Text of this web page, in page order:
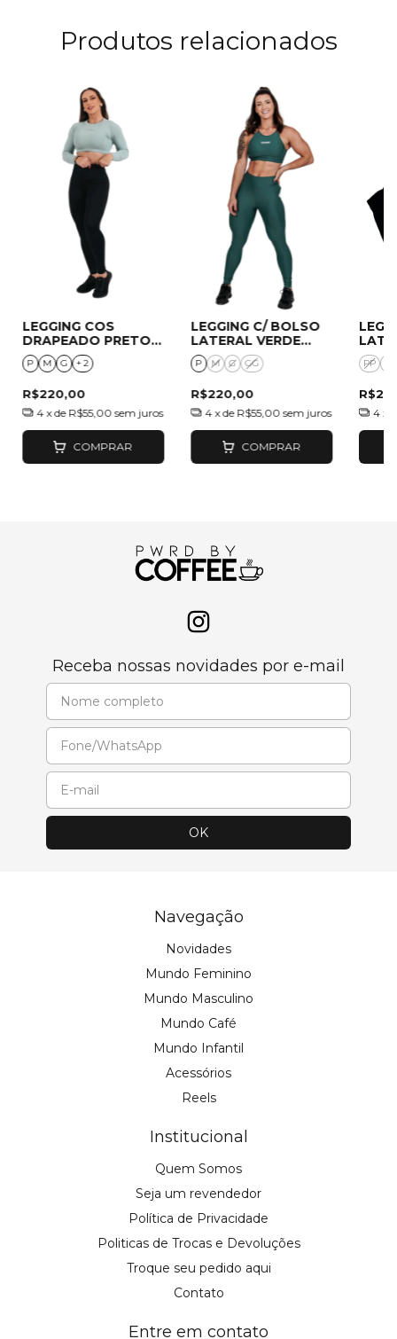
Produtos relacionados
LEGGING COS
DRAPEADO PRETO
AMRAP
P M G + 2
R$220,00
4 x de R$55,00 sem juros
COMPRAR
LEGGING C/ BOLSO
LATERAL VERDE
SAFARI
P M G GG
R$220,00
4 x de R$55,00 sem juros
COMPRAR
PP
4 x
Receba nossas novidades por e-mail
Navegação
Novidades
Mundo Feminino
Mundo Masculino
Mundo Café
Mundo Infantil
Acessórios
Reels
Institucional
Quem Somos
Seja um revendedor
Política de Privacidade
Politicas de Trocas e Devoluções
Troque seu pedido aqui
Contato
Entre em contato